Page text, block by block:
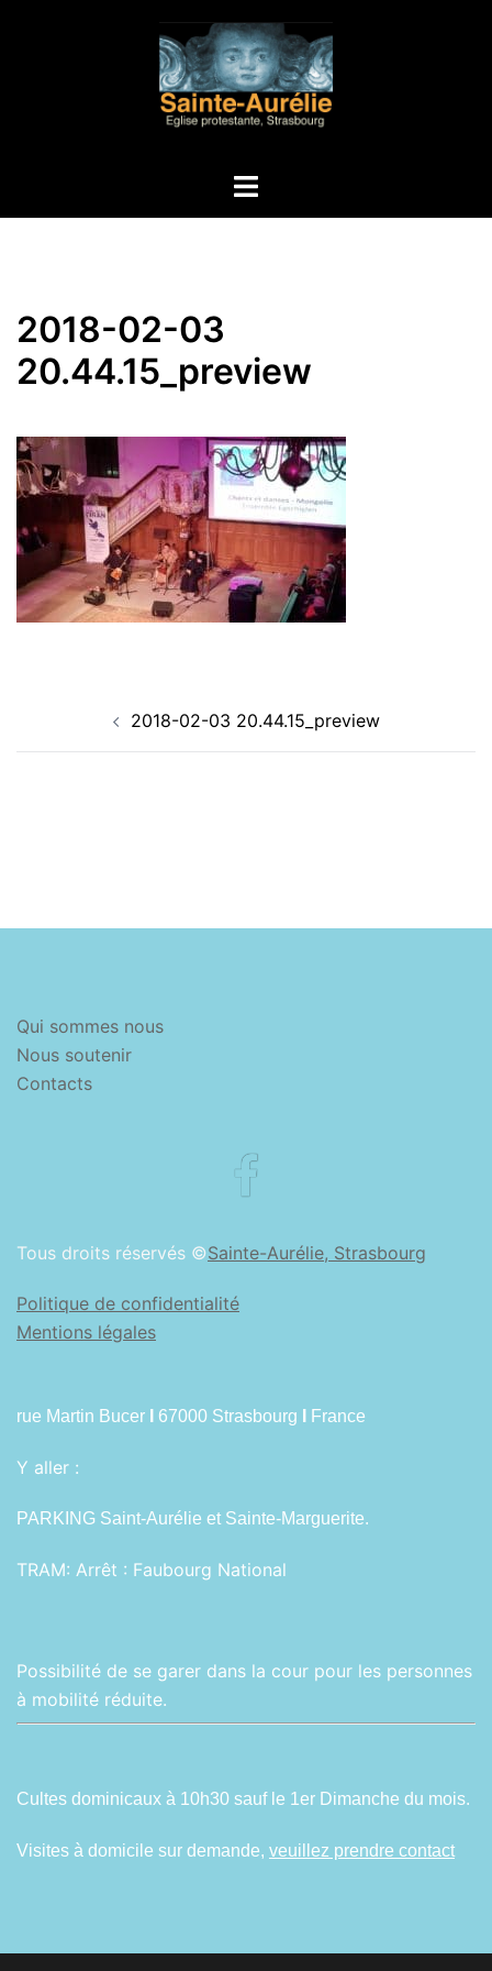
Ouvrir/fermer
2018-02-03
20.44.15_preview
d’article
2018-02-03 20.44.15_preview
Qui sommes nous
Nous soutenir
Contacts
Tous droits réservés ©Sainte-Aurélie, Strasbourg
Politique de confidentialité
Mentions légales
rue Martin Bucer 67000 Strasbourg France
Y aller :
PARKING Saint-Aurélie et Sainte-Marguerite.
TRAM: Arrêt : Faubourg National
Possibilité de se garer dans la cour pour les personnes
à mobilité réduite.
Cultes dominicaux à 10h30 sauf le 1er Dimanche du mois.
Visites à domicile sur demande, veuillez prendre contact